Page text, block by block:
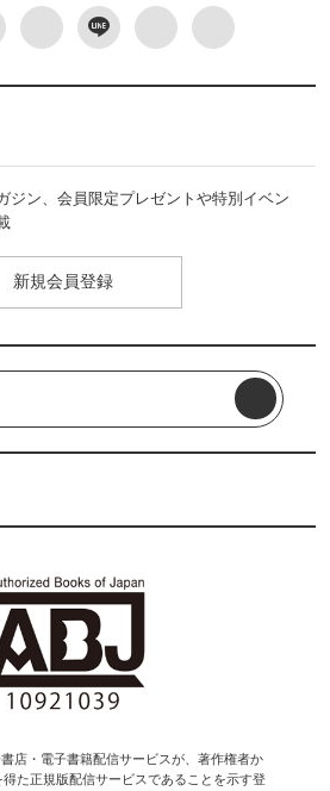
ジン、会員限定プレゼントや特別イベン
新規会員登録
店・電子書籍配信サービスが、著作権者か
た正規版配信サービスであることを示す登